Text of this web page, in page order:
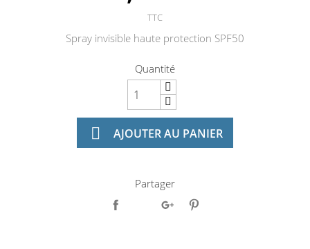
TTC
Spray invisible haute protection SPF50
Quantité
 AJOUTER AU PANIER
Partager